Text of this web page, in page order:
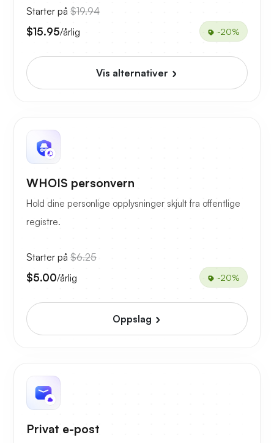
Starter på $19.94
$15.95/årlig -20%
Vis alternativer
WHOIS personvern
Hold dine personlige opplysninger skjult fra offentlige
registre.
Starter på $6.25
$5.00/årlig -20%
Oppslag
Privat e-post